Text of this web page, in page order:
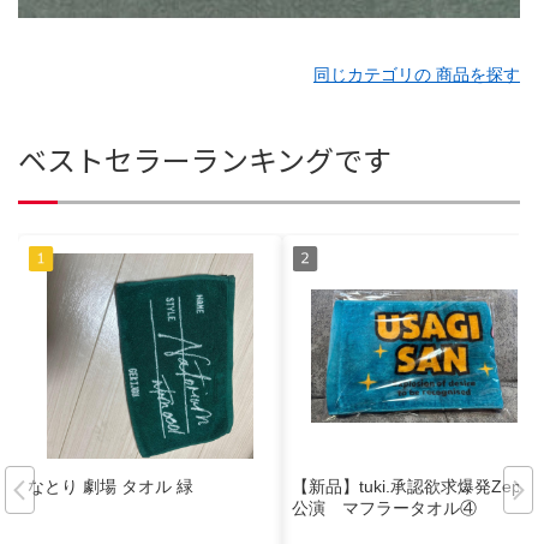
同じカテゴリの 商品を探す
ベストセラーランキングです
なとり 劇場 タオル 緑
【新品】tuki.承認欲求爆発Zepp
公演 マフラータオル④